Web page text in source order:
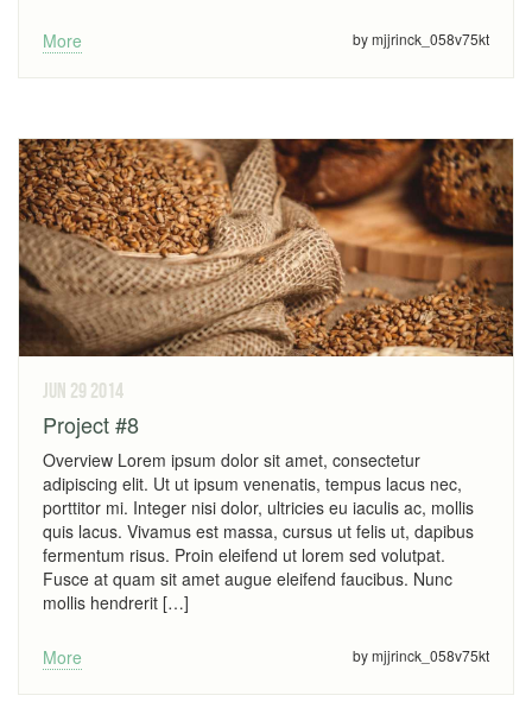
More by mjjrinck_058v75kt
jun 29 2014
Project #8
Overview Lorem ipsum dolor sit amet, consectetur
adipiscing elit. Ut ut ipsum venenatis, tempus lacus nec,
porttitor mi. Integer nisi dolor, ultricies eu iaculis ac, mollis
quis lacus. Vivamus est massa, cursus ut felis ut, dapibus
fermentum risus. Proin eleifend ut lorem sed volutpat.
Fusce at quam sit amet augue eleifend faucibus. Nunc
mollis hendrerit […]
More by mjjrinck_058v75kt